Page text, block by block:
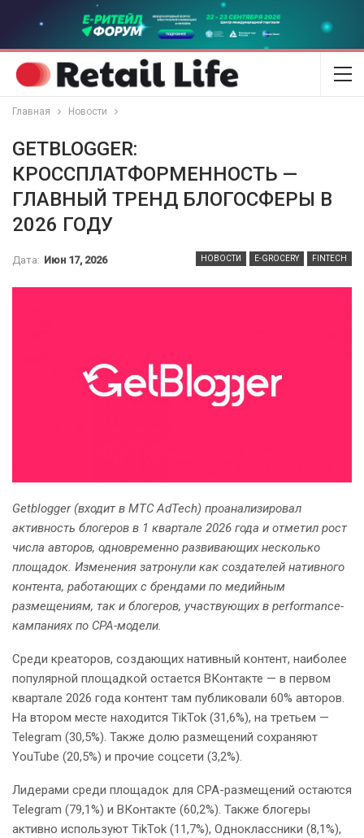
Главная Новости
GETBLOGGER:
КРОССПЛАТФОРМЕННОСТЬ —
ГЛАВНЫЙ ТРЕНД БЛОГОСФЕРЫ В
2026 ГОДУ
НОВОСТИ E-GROCERY FINTECH
Дата: Июн 17, 2026
Getblogger (входит в МТС AdTech) проанализировал
активность блогеров в 1 квартале 2026 года и отметил рост
числа авторов, одновременно развивающих несколько
площадок. Изменения затронули как создателей нативного
контента, работающих с брендами по медийным
размещениям, так и блогеров, участвующих в performance-
кампаниях по CPA-модели.
Среди креаторов, создающих нативный контент, наиболее
популярной площадкой остается ВКонтакте — в первом
квартале 2026 года контент там публиковали 60% авторов.
На втором месте находится TikTok (31,6%), на третьем —
Telegram (30,5%). Также долю размещений сохраняют
YouTube (20,5%) и прочие соцсети (3,2%).
Лидерами среди площадок для CPA-размещений остаются
Telegram (79,1%) и ВКонтакте (60,2%). Также блогеры
активно используют TikTok (11,7%), Одноклассники (8,1%),